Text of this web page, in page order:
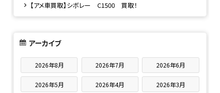
【アメ車買取】シボレー C1500 買取！
アーカイブ
2026年8月 2026年7月 2026年6月
2026年5月 2026年4月 2026年3月